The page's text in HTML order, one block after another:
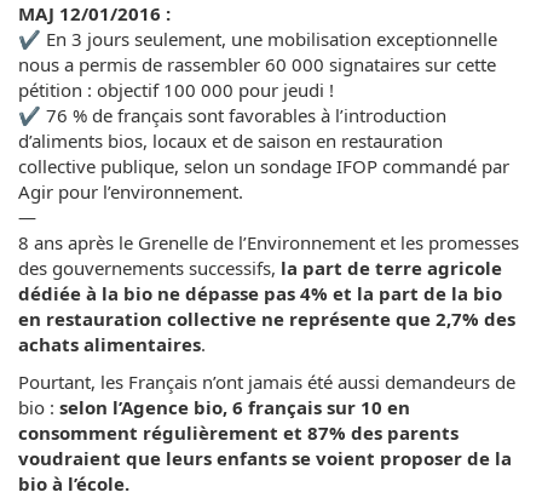
MAJ 12/01/2016 :
✔ En 3 jours seulement, une mobilisation exceptionnelle
nous a permis de rassembler 60 000 signataires sur cette
pétition : objectif 100 000 pour jeudi !
✔ 76 % de français sont favorables à l’introduction
d’aliments bios, locaux et de saison en restauration
collective publique, selon un sondage IFOP commandé par
Agir pour l’environnement.
—
8 ans après le Grenelle de l’Environnement et les promesses
des gouvernements successifs, la part de terre agricole
dédiée à la bio ne dépasse pas 4% et la part de la bio
en restauration collective ne représente que 2,7% des
achats alimentaires.
Pourtant, les Français n’ont jamais été aussi demandeurs de
bio : selon l’Agence bio, 6 français sur 10 en
consomment régulièrement et 87% des parents
voudraient que leurs enfants se voient proposer de la
bio à l’école.